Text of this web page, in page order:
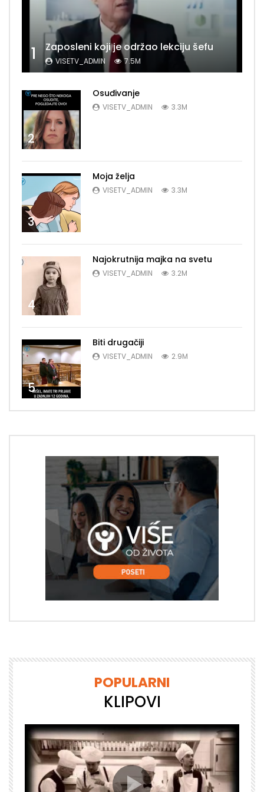
1 Zaposleni koji je održao lekciju šefu
VISETV_ADMIN 7.5M
2
Osuđivanje
VISETV_ADMIN 3.3M
3
Moja želja
VISETV_ADMIN 3.3M
4
Najokrutnija majka na svetu
VISETV_ADMIN 3.2M
5
Biti drugačiji
VISETV_ADMIN 2.9M
POPULARNI
KLIPOVI